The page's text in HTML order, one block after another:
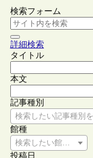
検索フォーム
詳細検索
タイトル
本文
記事種別
検索したい記事種別
館種
検索したい館種を選択
投稿日